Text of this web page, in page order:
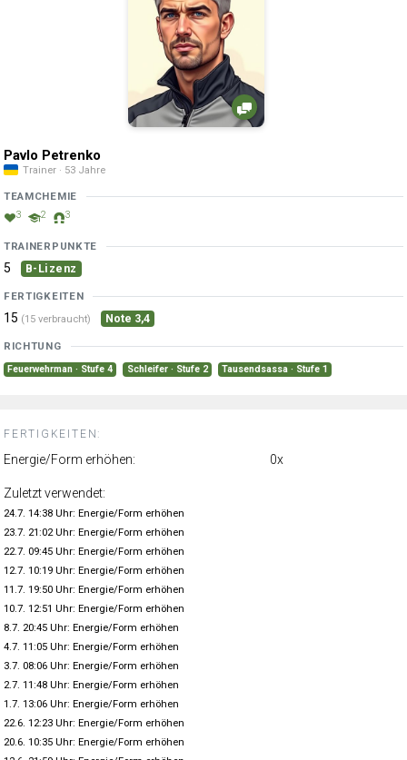
Pavlo Petrenko
Trainer · 53 Jahre
TEAMCHEMIE
3 2 3
TRAINERPUNKTE
5 B-Lizenz
FERTIGKEITEN
15 (15 verbraucht) Note 3,4
RICHTUNG
Feuerwehrman · Stufe 4 Schleifer · Stufe 2 Tausendsassa · Stufe 1
FERTIGKEITEN:
Energie/Form erhöhen: 0x
Zuletzt verwendet:
24.7. 14:38 Uhr: Energie/Form erhöhen
23.7. 21:02 Uhr: Energie/Form erhöhen
22.7. 09:45 Uhr: Energie/Form erhöhen
12.7. 10:19 Uhr: Energie/Form erhöhen
11.7. 19:50 Uhr: Energie/Form erhöhen
10.7. 12:51 Uhr: Energie/Form erhöhen
8.7. 20:45 Uhr: Energie/Form erhöhen
4.7. 11:05 Uhr: Energie/Form erhöhen
3.7. 08:06 Uhr: Energie/Form erhöhen
2.7. 11:48 Uhr: Energie/Form erhöhen
1.7. 13:06 Uhr: Energie/Form erhöhen
22.6. 12:23 Uhr: Energie/Form erhöhen
20.6. 10:35 Uhr: Energie/Form erhöhen